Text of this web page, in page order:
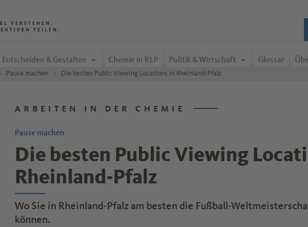
Entscheiden & Gestalten Chemie in RLP Politik & Wirtschaft Glossar
Pause machen Die besten Public Viewing Locations in Rheinland-Pfalz
ARBEITEN IN DER CHEMIE
Pause machen
Die besten Public Viewing
Rheinland-Pfalz
Wo Sie in Rheinland-Pfalz am besten die Fußball-
können.